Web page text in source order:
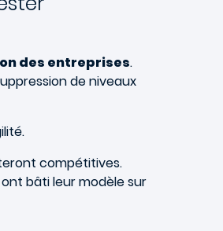
des entreprises.
de niveaux
compétitives.
bâti leur modèle sur